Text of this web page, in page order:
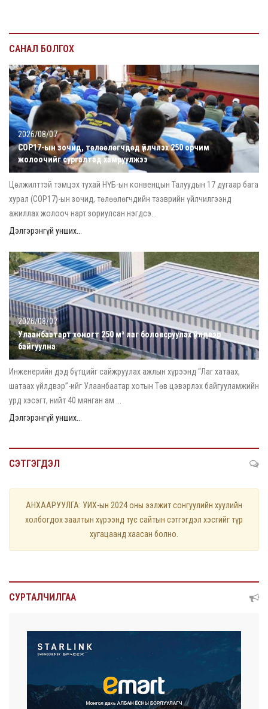
САНАЛ БОЛГОХ
2026/08/07
COP17-ын зочид, төлөөлөгчдөд үйлчлэх 250 орчим
жолоочийг сургалтад хамруулжээ
Цөлжилттэй тэмцэх тухай НҮБ-ын конвенцын Талуудын 17 дугаар бага
хурал (COP17)-ын зочид, төлөөлөгчдийн тээврийн үйлчилгээнд
ажиллах жолооч нарт зориулсан нэгдсэ...
Дэлгэрэнгүй унших...
2026/08/07
Улаанбаатарт хоногт 250 м³ лаг боловсруулах үйлдвэр
байгуулна
Инженерийн дэд бүтцийг сайжруулах ажлын хүрээнд “Лаг хатаах,
шатаах үйлдвэр”-ийг Улаанбаатар хотын Төв цэвэрлэх байгууламжийн
урд хэсэгт, нийт 40 мянган ам ...
Дэлгэрэнгүй унших...
СЭТГЭГДЭЛ
АНХААРУУЛГА: УИХ-ын 2024 оны ээлжит сонгуулийн хуулийн
холбогдох заалтын хүрээнд тус сайтын сэтгэгдэл хэсгийг түр
хугацаанд хаасан болно.
СУРТАЛЧИЛГАА